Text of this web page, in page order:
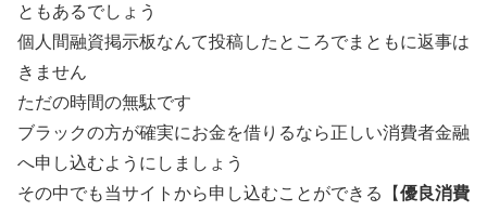
ともあるでしょう
個人間融資掲示板なんて投稿したところでまともに返事は
きません
ただの時間の無駄です
ブラックの方が確実にお金を借りるなら正しい消費者金融
へ申し込むようにしましょう
その中でも当サイトから申し込むことができる【優良消費